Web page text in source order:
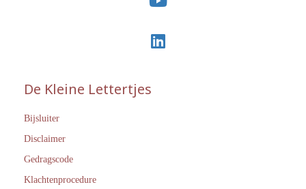
De Kleine Lettertjes
Bijsluiter
Disclaimer
Gedragscode
Klachtenprocedure